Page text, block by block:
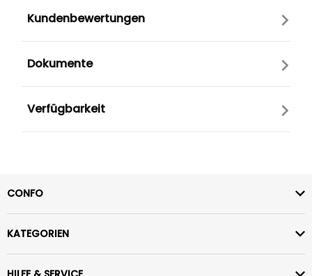
Kundenbewertungen
Dokumente
Verfügbarkeit
CONFO
KATEGORIEN